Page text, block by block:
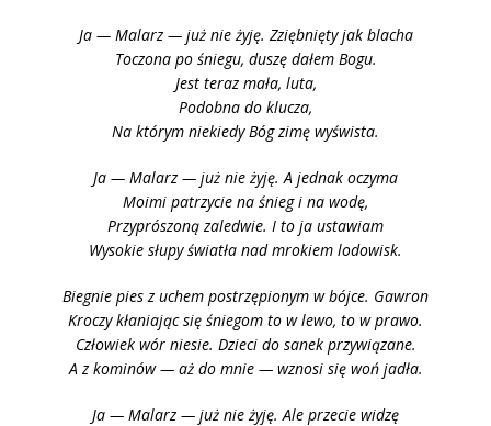
Ja — Malarz — już nie żyję. Zziębnięty jak blacha
Toczona po śniegu, duszę dałem Bogu.
Jest teraz mała, luta,
Podobna do klucza,
Na którym niekiedy Bóg zimę wyśwista.
Ja — Malarz — już nie żyję. A jednak oczyma
Moimi patrzycie na śnieg i na wodę,
Przyprószoną zaledwie. I to ja ustawiam
Wysokie słupy światła nad mrokiem lodowisk.
Biegnie pies z uchem postrzępionym w bójce. Gawron
Kroczy kłaniając się śniegom to w lewo, to w prawo.
Człowiek wór niesie. Dzieci do sanek przywiązane.
A z kominów — aż do mnie — wznosi się woń jadła.
Ja — Malarz — już nie żyję. Ale przecie widzę